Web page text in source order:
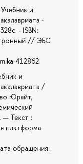
и
-
- ISBN:
// ЭБС
412862
и
/
Юрайт,
— Текст :
платформа
обращения: